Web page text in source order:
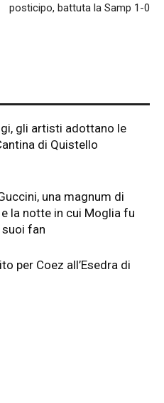
posticipo, battuta la Samp 1-0
gli artisti adottano le
di Quistello
una magnum di
la notte in cui Moglia fu
suoi fan
per Coez all’Esedra di